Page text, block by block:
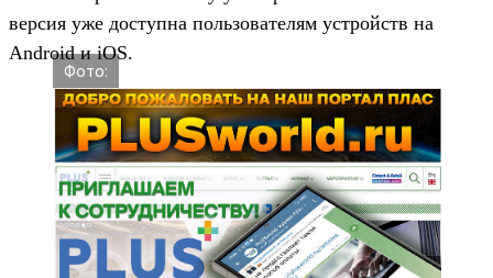
версия уже доступна пользователям устройств на
Android и iOS.
Фото: